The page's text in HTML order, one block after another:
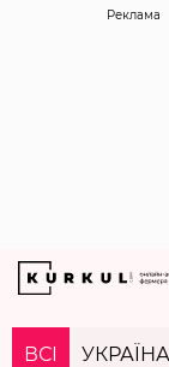
Реклама
ВСІ УКРАЇНА